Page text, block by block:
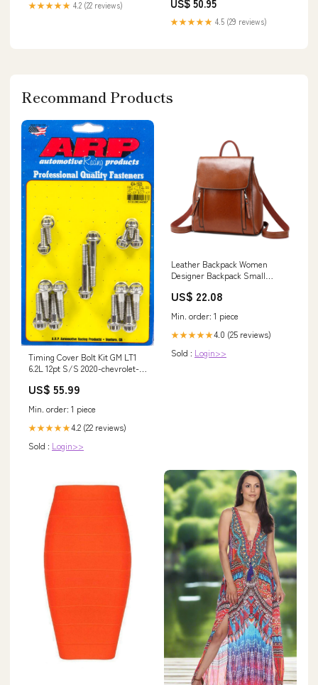
★★★★★ 4.2 (22 reviews)
Sicherer Passform Größe:35
US$ 50.95
★★★★★ 4.5 (29 reviews)
Recommand Products
Timing Cover Bolt Kit GM LT1
6.2L 12pt S/S 2020-chevrolet-
US$ 55.99
Min. order: 1 piece
★★★★★4.2 (22 reviews)
Sold : Login>>
Leather Backpack Women
Designer Backpack Small
US$ 22.08
Min. order: 1 piece
★★★★★4.0 (25 reviews)
Sold : Login>>